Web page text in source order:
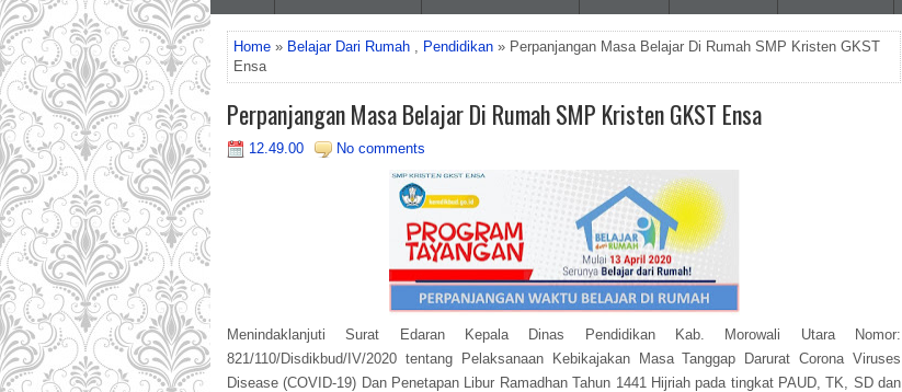
Home » Belajar Dari Rumah , Pendidikan » Perpanjangan Masa Belajar Di Rumah SMP Kristen GKST
Ensa
Perpanjangan Masa Belajar Di Rumah SMP Kristen GKST Ensa
12.49.00 No comments
Menindaklanjuti Surat Edaran Kepala Dinas Pendidikan Kab. Morowali Utara Nomor:
821/110/Disdikbud/IV/2020 tentang Pelaksanaan Kebikajakan Masa Tanggap Darurat Corona Viruses
Disease (COVID-19) Dan Penetapan Libur Ramadhan Tahun 1441 Hijriah pada tingkat PAUD, TK, SD dan